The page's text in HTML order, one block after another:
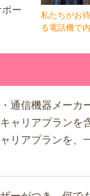
ー
私たちがお
る電話機で
通信機器メーカ
ャリアプランを
リアプランを、